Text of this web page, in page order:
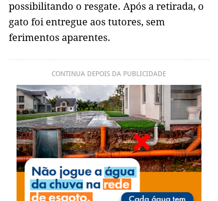
possibilitando o resgate. Após a retirada, o
gato foi entregue aos tutores, sem
ferimentos aparentes.
CONTINUA DEPOIS DA PUBLICIDADE